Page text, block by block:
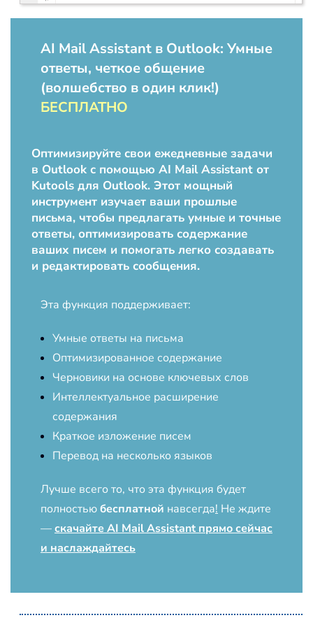
AI Mail Assistant в Outlook: Умные
ответы, четкое общение
(волшебство в один клик!)
БЕСПЛАТНО
Оптимизируйте свои ежедневные задачи
в Outlook с помощью AI Mail Assistant от
Kutools для Outlook. Этот мощный
инструмент изучает ваши прошлые
письма, чтобы предлагать умные и точные
ответы, оптимизировать содержание
ваших писем и помогать легко создавать
и редактировать сообщения.
Эта функция поддерживает:
Умные ответы на письма
Оптимизированное содержание
Черновики на основе ключевых слов
Интеллектуальное расширение
содержания
Краткое изложение писем
Перевод на несколько языков
Лучше всего то, что эта функция будет
полностьюбесплатной навсегда! Не ждите
—скачайте AI Mail Assistant прямо сейчас
и наслаждайтесь